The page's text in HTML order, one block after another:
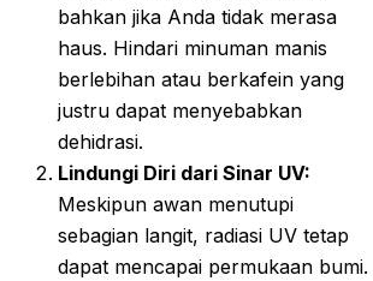
bahkan jika Anda tidak merasa
haus. Hindari minuman manis
berlebihan atau berkafein yang
justru dapat menyebabkan
dehidrasi.
Lindungi Diri dari Sinar UV:
Meskipun awan menutupi
sebagian langit, radiasi UV tetap
dapat mencapai permukaan bumi.